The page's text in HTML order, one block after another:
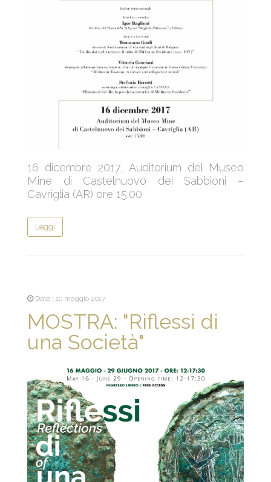
16 dicembre 2017, Auditorium del Museo
Mine di Castelnuovo dei Sabbioni –
Cavriglia (AR) ore 15:00
Leggi
Data : 10 maggio 2017
MOSTRA: "Riflessi di
una Società"